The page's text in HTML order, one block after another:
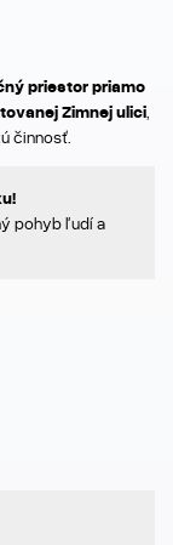
priestor priamo
Zimnej ulici
činnosť.
pohyb ľudí a